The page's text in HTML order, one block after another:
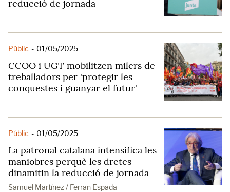
reducció de jornada
Públic - 01/05/2025
CCOO i UGT mobilitzen milers de
treballadors per 'protegir les
conquestes i guanyar el futur'
Públic - 01/05/2025
La patronal catalana intensifica les
maniobres perquè les dretes
dinamitin la reducció de jornada
Samuel Martínez / Ferran Espada